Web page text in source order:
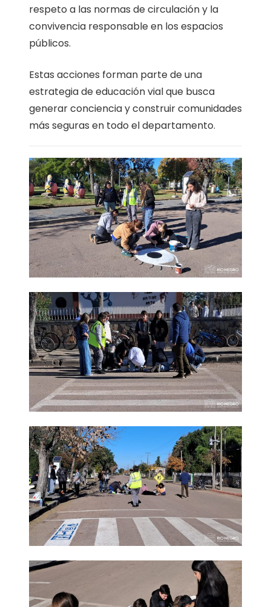
respeto a las normas de circulación y la
convivencia responsable en los espacios
públicos.
Estas acciones forman parte de una
estrategia de educación vial que busca
generar conciencia y construir comunidades
más seguras en todo el departamento.